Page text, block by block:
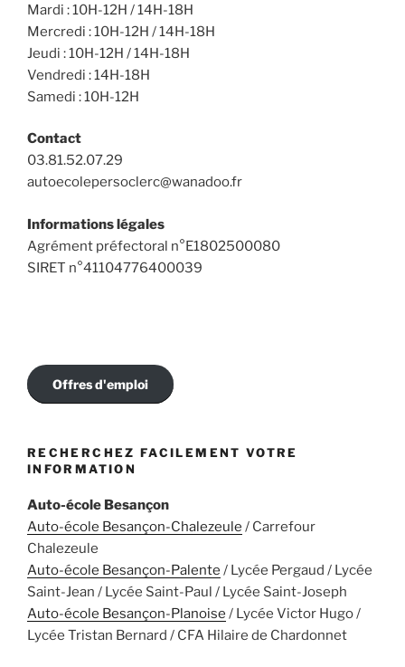
Mardi : 10H-12H / 14H-18H
Mercredi : 10H-12H / 14H-18H
Jeudi : 10H-12H / 14H-18H
Vendredi : 14H-18H
Samedi : 10H-12H
Contact
03.81.52.07.29
autoecolepersoclerc@wanadoo.fr
Informations légales
Agrément préfectoral n°E1802500080
SIRET n°41104776400039
Offres d'emploi
RECHERCHEZ FACILEMENT VOTRE
INFORMATION
Auto-école Besançon
Auto-école Besançon-Chalezeule / Carrefour
Chalezeule
Auto-école Besançon-Palente / Lycée Pergaud / Lycée
Saint-Jean / Lycée Saint-Paul / Lycée Saint-Joseph
Auto-école Besançon-Planoise / Lycée Victor Hugo /
Lycée Tristan Bernard / CFA Hilaire de Chardonnet